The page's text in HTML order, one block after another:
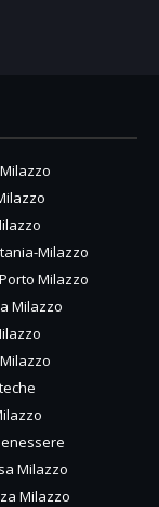
Milazzo
Milazzo
Milazzo
Milazzo
Milazzo